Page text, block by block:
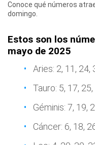
Conoce qué números
domingo.
Estos son los
mayo de 2025
Aries: 2, 11, 24,
Tauro: 5, 17,
Géminis: 7, 19,
Cáncer: 6, 18,